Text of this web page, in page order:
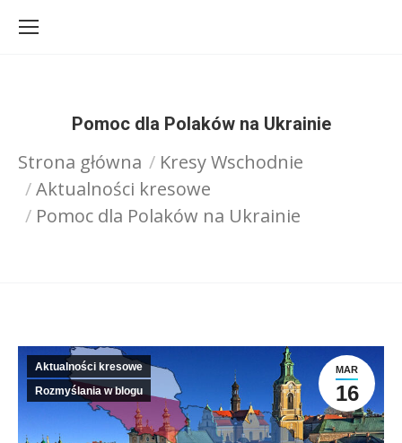
Pomoc dla Polaków na Ukrainie
Jesteś tutaj:
Strona główna
Kresy Wschodnie
Aktualności kresowe
Pomoc dla Polaków na Ukrainie
MAR
16
Aktualności kresowe
Rozmyślania w blogu